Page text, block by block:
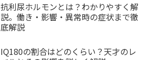
抗利尿ホルモンとは？わかりやすく解
説。働き・影響・異常時の症状まで徹
底解説
IQ180の割合はどのくらい？天才のレ